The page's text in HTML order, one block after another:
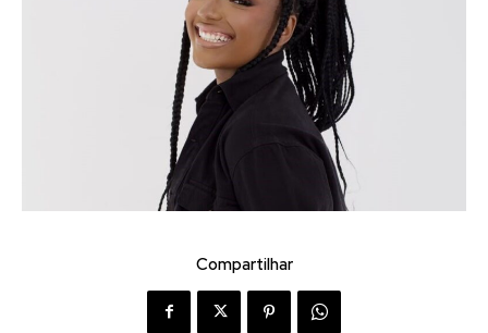
Compartilhar